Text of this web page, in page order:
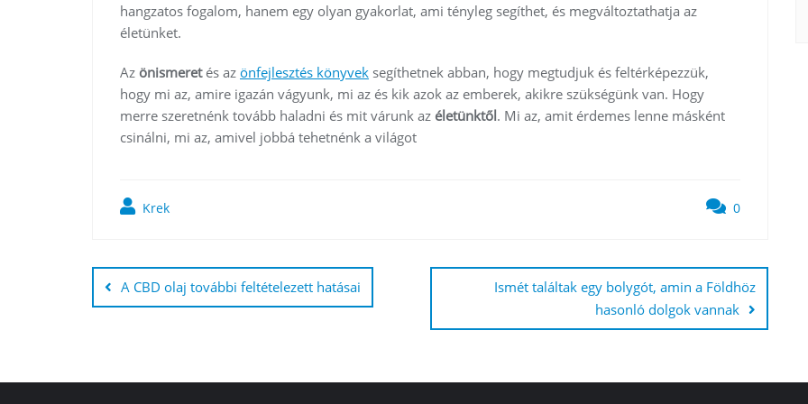
hangzatos fogalom, hanem egy olyan gyakorlat, ami tényleg segíthet, és megváltoztathatja az
életünket.
Az önismeret és az önfejlesztés könyvek segíthetnek abban, hogy megtudjuk és feltérképezzük,
hogy mi az, amire igazán vágyunk, mi az és kik azok az emberek, akikre szükségünk van. Hogy
merre szeretnénk tovább haladni és mit várunk az életünktől. Mi az, amit érdemes lenne másként
csinálni, mi az, amivel jobbá tehetnénk a világot
Krek 0
Bejegyzés
navigáció
A CBD olaj további feltételezett hatásai
Ismét találtak egy bolygót, amin a Földhöz
hasonló dolgok vannak